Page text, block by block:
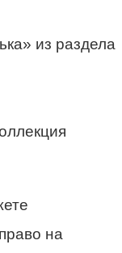
из раздела
на